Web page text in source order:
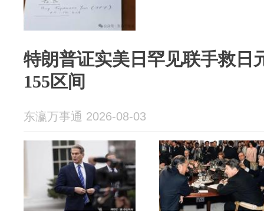
特朗普证实美日罕见联手救日
155区间
东瀛万事通 2026-08-03